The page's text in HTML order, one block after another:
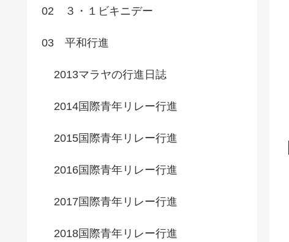
02 ３・１ビキニデー
03 平和行進
2013マラヤの行進日誌
2014国際青年リレー行進
2015国際青年リレー行進
2016国際青年リレー行進
2017国際青年リレー行進
2018国際青年リレー行進